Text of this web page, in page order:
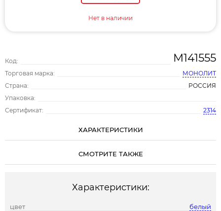
Код: М141555
Торговая марка:
МОНОЛИТ
Страна:
РОССИЯ
Упаковка:
Сертификат:
2314
Нет в наличии
ХАРАКТЕРИСТИКИ
СМОТРИТЕ ТАКЖЕ
Характеристики:
цвет
белый